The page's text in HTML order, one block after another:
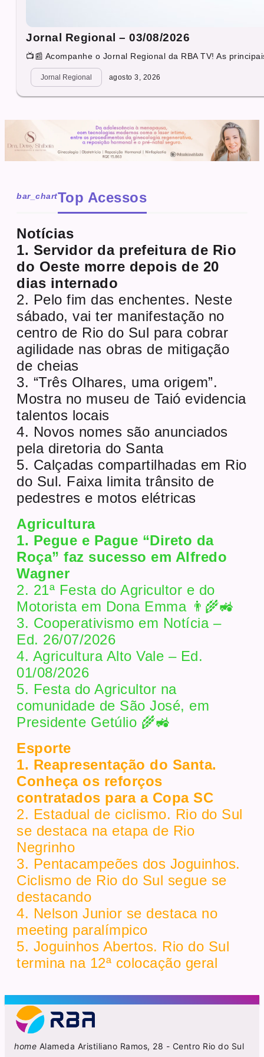
Jornal Regional – 03/08/2026
📺📰 Acompanhe o Jornal Regional da RBA TV! As
Jornal Regional agosto 3, 2026
bar_chartTop Acessos
Notícias
1. Servidor da prefeitura de Rio
do Oeste morre depois de 20
dias internado
2. Pelo fim das enchentes. Neste
sábado, vai ter manifestação no
centro de Rio do Sul para cobrar
agilidade nas obras de mitigação
de cheias
3. “Três Olhares, uma origem”.
Mostra no museu de Taió evidencia
talentos locais
4. Novos nomes são anunciados
pela diretoria do Santa
5. Calçadas compartilhadas em Rio
do Sul. Faixa limita trânsito de
pedestres e motos elétricas
Agricultura
1. Pegue e Pague “Direto da
Roça” faz sucesso em Alfredo
Wagner
2. 21ª Festa do Agricultor e do
Motorista em Dona Emma 👨‍🌾🚜
3. Cooperativismo em Notícia –
Ed. 26/07/2026
4. Agricultura Alto Vale – Ed.
01/08/2026
5. Festa do Agricultor na
comunidade de São José, em
Presidente Getúlio 🌾🚜
Esporte
1. Reapresentação do Santa.
Conheça os reforços
contratados para a Copa SC
2. Estadual de ciclismo. Rio do Sul
se destaca na etapa de Rio
Negrinho
3. Pentacampeões dos Joguinhos.
Ciclismo de Rio do Sul segue se
destacando
4. Nelson Junior se destaca no
meeting paralímpico
5. Joguinhos Abertos. Rio do Sul
termina na 12ª colocação geral
home Alameda Aristiliano Ramos, 28 - Centro Rio do Sul